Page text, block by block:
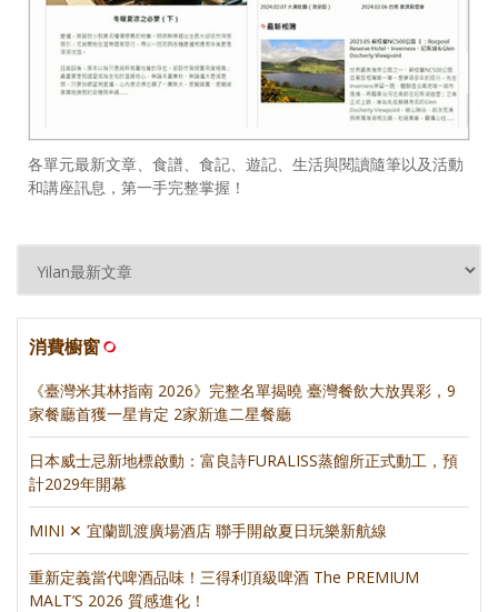
各單元最新文章、食譜、食記、遊記、生活與閱讀隨筆以及活動
和講座訊息，第一手完整掌握！
消費櫥窗
《臺灣米其林指南 2026》完整名單揭曉 臺灣餐飲大放異彩，9
家餐廳首獲一星肯定 2家新進二星餐廳
日本威士忌新地標啟動：富良詩FURALISS蒸餾所正式動工，預
計2029年開幕
MINI ✕ 宜蘭凱渡廣場酒店 聯手開啟夏日玩樂新航線
重新定義當代啤酒品味！三得利頂級啤酒 The PREMIUM
MALT’S 2026 質感進化！